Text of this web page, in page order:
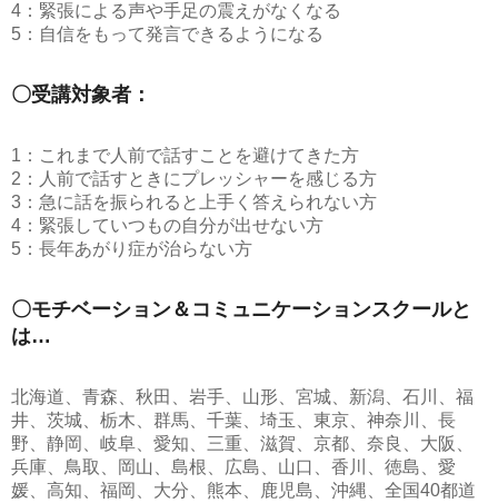
4：緊張による声や手足の震えがなくなる
5：自信をもって発言できるようになる
〇受講対象者：
1：これまで人前で話すことを避けてきた方
2：人前で話すときにプレッシャーを感じる方
3：急に話を振られると上手く答えられない方
4：緊張していつもの自分が出せない方
5：長年あがり症が治らない方
〇モチベーション＆コミュニケーションスクールと
は…
北海道、青森、秋田、岩手、山形、宮城、新潟、石川、福
井、茨城、栃木、群馬、千葉、埼玉、東京、神奈川、長
野、静岡、岐阜、愛知、三重、滋賀、京都、奈良、大阪、
兵庫、鳥取、岡山、島根、広島、山口、香川、徳島、愛
媛、高知、福岡、大分、熊本、鹿児島、沖縄、全国40都道